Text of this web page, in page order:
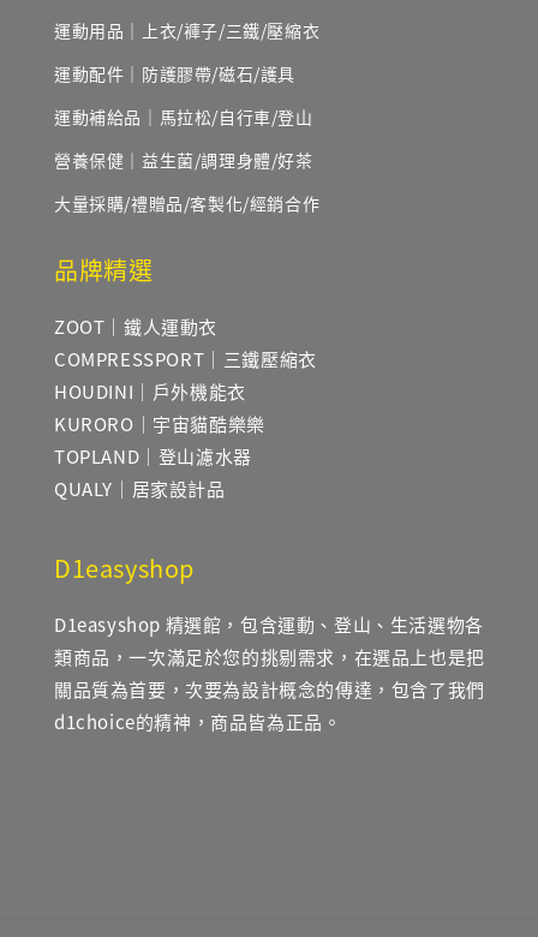
運動用品｜上衣/褲子/三鐵/壓縮衣
運動配件｜防護膠帶/磁石/護具
運動補給品｜馬拉松/自行車/登山
營養保健｜益生菌/調理身體/好茶
大量採購/禮贈品/客製化/經銷合作
品牌精選
ZOOT｜鐵人運動衣
COMPRESSPORT｜三鐵壓縮衣
HOUDINI｜戶外機能衣
KURORO｜宇宙貓酷樂樂
TOPLAND｜登山濾水器
QUALY｜居家設計品
D1easyshop
D1easyshop 精選館，包含運動、登山、生活選物各
類商品，一次滿足於您的挑剔需求，在選品上也是把
關品質為首要，次要為設計概念的傳達，包含了我們
d1choice的精神，商品皆為正品。